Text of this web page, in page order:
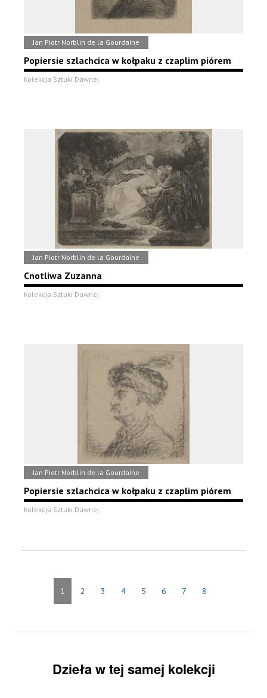
Jan Piotr Norblin de la Gourdaine
Popiersie szlachcica w kołpaku z czaplim piórem
Kolekcja Sztuki Dawnej
Jan Piotr Norblin de la Gourdaine
Cnotliwa Zuzanna
Kolekcja Sztuki Dawnej
Jan Piotr Norblin de la Gourdaine
Popiersie szlachcica w kołpaku z czaplim piórem
Kolekcja Sztuki Dawnej
1 2 3 4 5 6 7 8
Dzieła w tej samej kolekcji